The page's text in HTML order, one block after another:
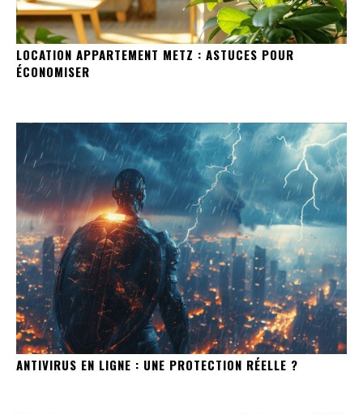
LOCATION APPARTEMENT METZ : ASTUCES POUR
ÉCONOMISER
ANTIVIRUS EN LIGNE : UNE PROTECTION RÉELLE ?